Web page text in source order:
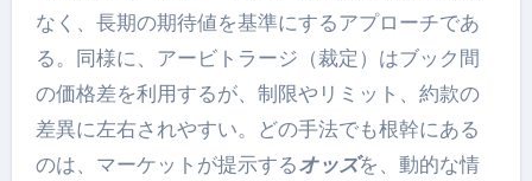
なく、長期の期待値を基準にするアプローチであ
る。同様に、アービトラージ（裁定）はブック間
の価格差を利用するが、制限やリミット、約款の
差異に左右されやすい。どの手法でも根幹にある
のは、マーケットが提示するオッズを、動的な情